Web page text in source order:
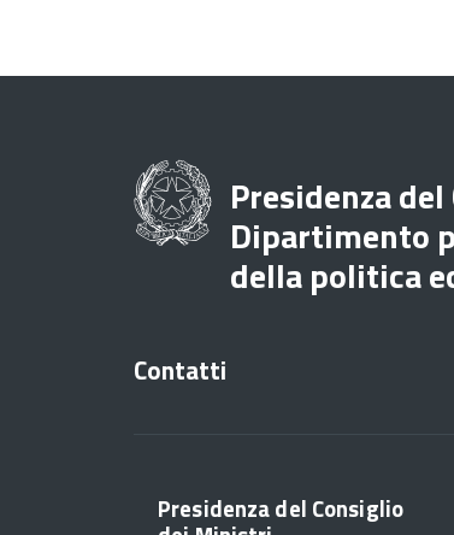
Presidenza
Dipartimento
della politica
Contatti
Presidenza del Consiglio